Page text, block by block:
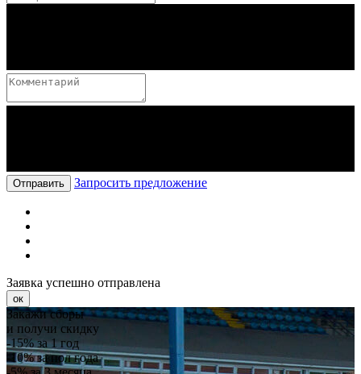
Отправить Запросить предложение
Заявка успешно отправлена
ок
Закажи сборы
и получи скидку
-15%за 1 год
-10%за пол года